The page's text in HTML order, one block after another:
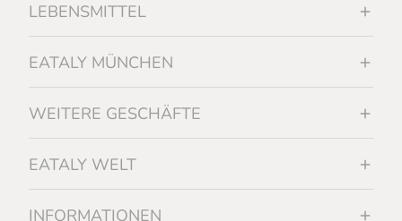
LEBENSMITTEL
EATALY MÜNCHEN
WEITERE GESCHÄFTE
EATALY WELT
INFORMATIONEN